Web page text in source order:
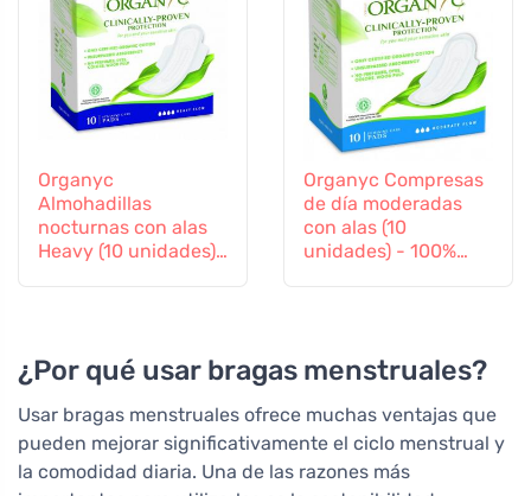
Organyc
Almohadillas
nocturnas con alas
Heavy (10 unidades)
Organyc Compresas
de día moderadas
con alas (10
unidades) - 100%
¿Por qué usar bragas menstruales?
Usar bragas menstruales ofrece muchas ventajas que
pueden mejorar significativamente el ciclo menstrual y
la comodidad diaria. Una de las razones más